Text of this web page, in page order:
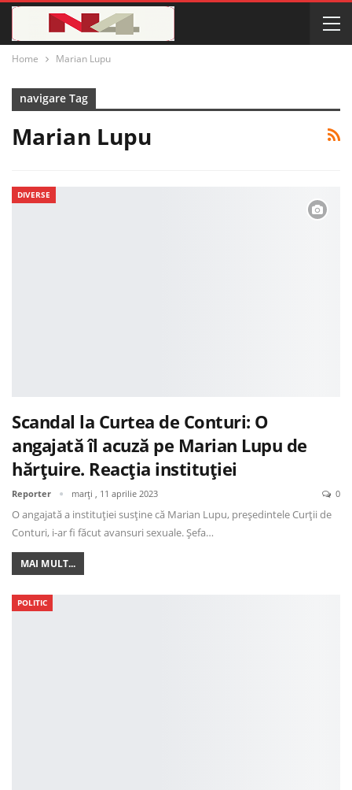
Home Marian Lupu
navigare Tag
Marian Lupu
DIVERSE
Scandal la Curtea de Conturi: O
angajată îl acuză pe Marian Lupu de
hărțuire. Reacția instituției
Reporter marți , 11 aprilie 2023 0
O angajată a instituției susține că Marian Lupu, președintele Curții de
Conturi, i-ar fi făcut avansuri sexuale. Șefa…
MAI MULT...
POLITIC